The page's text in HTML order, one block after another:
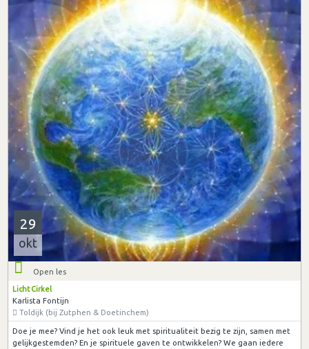
29
okt
Open les
Licht Cirkel
Karlista Fontijn
Toldijk (bij Zutphen & Doetinchem)
Doe je mee? Vind je het ook leuk met spiritualiteit bezig te zijn, samen met
gelijkgestemden? En je spirituele gaven te ontwikkelen? We gaan iedere